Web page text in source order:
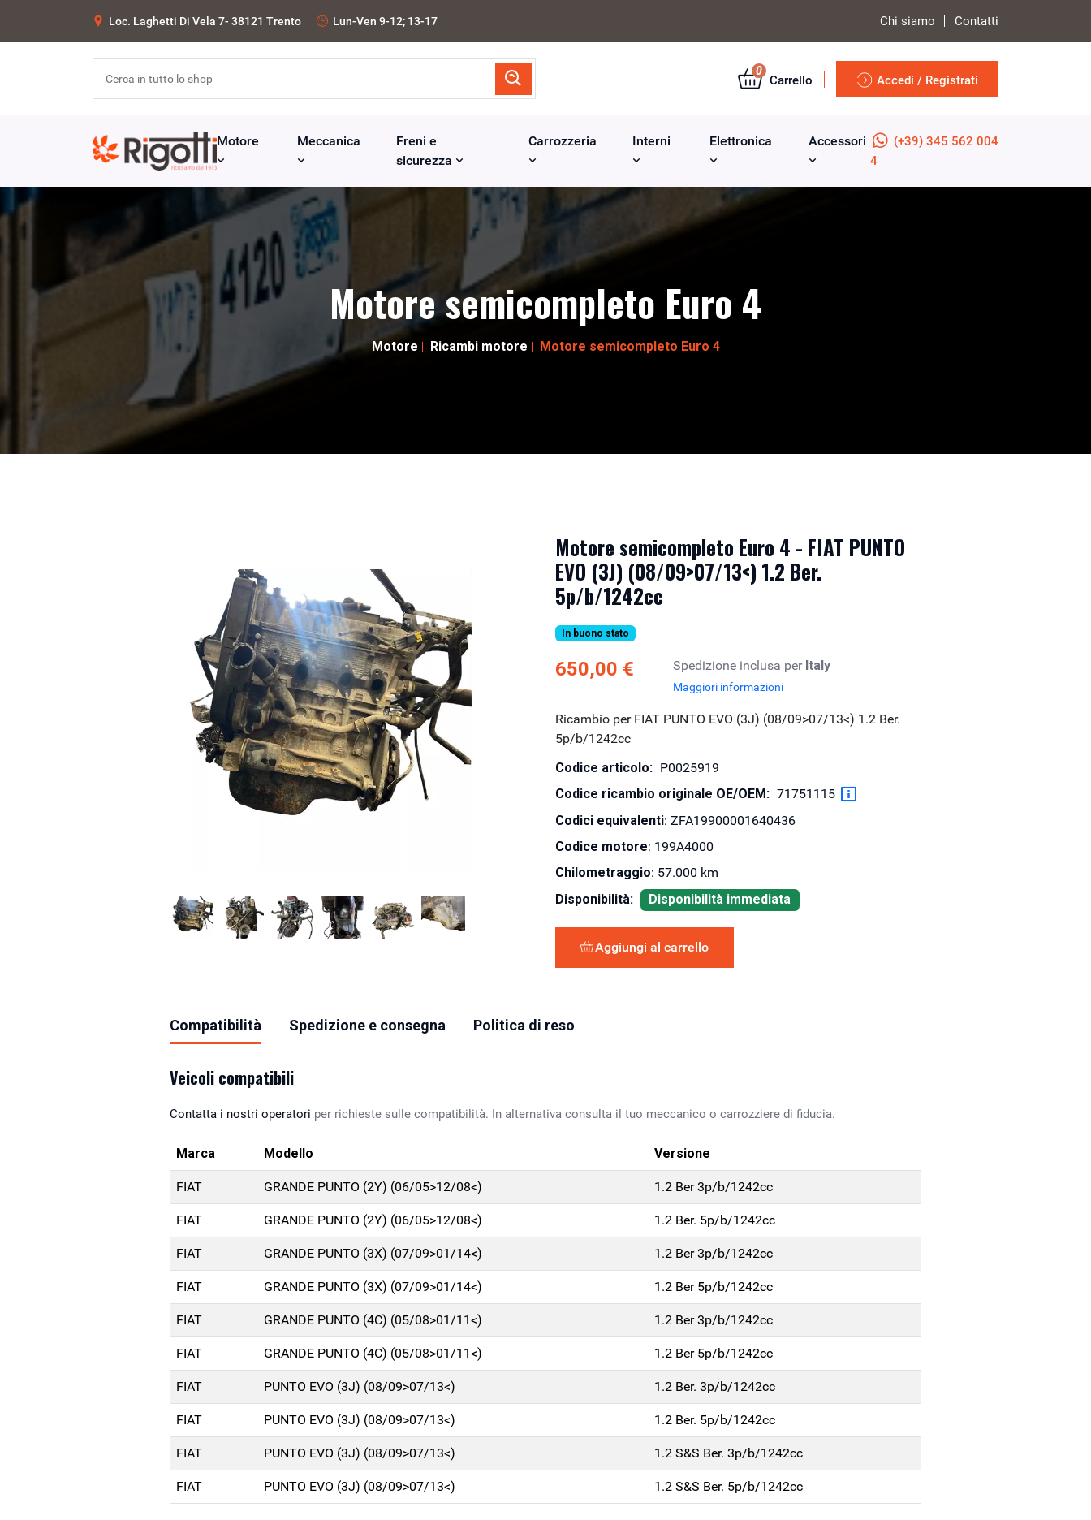
Loc. Laghetti Di Vela 7- 38121 Trento Lun-Ven 9-12; 13-17 Chi siamo Contatti
0
Carrello Accedi / Registrati
Motore Meccanica
Freni e
sicurezza
Carrozzeria Interni Elettronica Accessori
(+39) 345 562 004
4
Motore semicompleto Euro 4
Motore Ricambi motore Motore semicompleto Euro 4
Motore semicompleto Euro 4 - FIAT PUNTO
EVO (3J) (08/09>07/13<) 1.2 Ber.
5p/b/1242cc
In buono stato
650,00 € Spedizione inclusa per Italy
Maggiori informazioni
Ricambio per FIAT PUNTO EVO (3J) (08/09>07/13<) 1.2 Ber.
5p/b/1242cc
Codice articolo: P0025919
Codice ricambio originale OE/OEM: 71751115
Codici equivalenti: ZFA19900001640436
Codice motore: 199A4000
Chilometraggio: 57.000 km
Disponibilità:
Disponibilità immediata
Aggiungi al carrello
Compatibilità Spedizione e consegna Politica di reso
Veicoli compatibili
Contatta i nostri operatori per richieste sulle compatibilità. In alternativa consulta il tuo meccanico o carrozziere di fiducia.
Marca Modello Versione
FIAT GRANDE PUNTO (2Y) (06/05>12/08<) 1.2 Ber 3p/b/1242cc
FIAT GRANDE PUNTO (2Y) (06/05>12/08<) 1.2 Ber. 5p/b/1242cc
FIAT GRANDE PUNTO (3X) (07/09>01/14<) 1.2 Ber 3p/b/1242cc
FIAT GRANDE PUNTO (3X) (07/09>01/14<) 1.2 Ber 5p/b/1242cc
FIAT GRANDE PUNTO (4C) (05/08>01/11<) 1.2 Ber 3p/b/1242cc
FIAT GRANDE PUNTO (4C) (05/08>01/11<) 1.2 Ber 5p/b/1242cc
FIAT PUNTO EVO (3J) (08/09>07/13<) 1.2 Ber. 3p/b/1242cc
FIAT PUNTO EVO (3J) (08/09>07/13<) 1.2 Ber. 5p/b/1242cc
FIAT PUNTO EVO (3J) (08/09>07/13<) 1.2 S&S Ber. 3p/b/1242cc
FIAT PUNTO EVO (3J) (08/09>07/13<) 1.2 S&S Ber. 5p/b/1242cc